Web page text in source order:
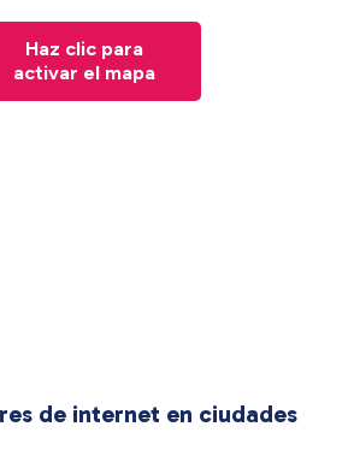
Haz clic para
activar el mapa
de internet en ciudades